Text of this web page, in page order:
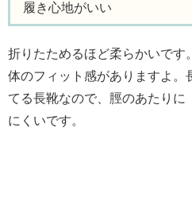
履き心地がいい
折りたためるほど柔らかいです
体のフィット感がありますよ。
てる長靴なので、脛のあたりに
にくいです。